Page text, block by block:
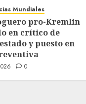
Mundiales
pro-Kremlin
en crítico de
y puesto en
0